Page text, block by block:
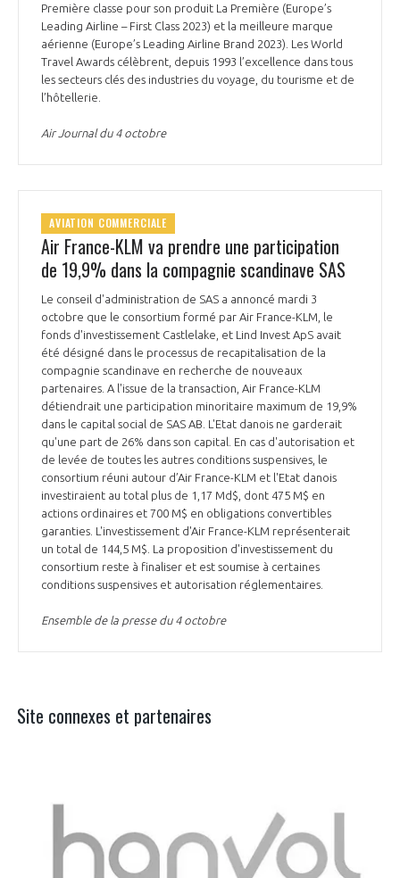
Première classe pour son produit La Première (Europe’s
Leading Airline – First Class 2023) et la meilleure marque
aérienne (Europe’s Leading Airline Brand 2023). Les World
Travel Awards célèbrent, depuis 1993 l’excellence dans tous
les secteurs clés des industries du voyage, du tourisme et de
l’hôtellerie.
Air Journal du 4 octobre
AVIATION COMMERCIALE
Air France-KLM va prendre une participation
de 19,9% dans la compagnie scandinave SAS
Le conseil d'administration de SAS a annoncé mardi 3
octobre que le consortium formé par Air France-KLM, le
fonds d'investissement Castlelake, et Lind Invest ApS avait
été désigné dans le processus de recapitalisation de la
compagnie scandinave en recherche de nouveaux
partenaires. A l'issue de la transaction, Air France-KLM
détiendrait une participation minoritaire maximum de 19,9%
dans le capital social de SAS AB. L'Etat danois ne garderait
qu'une part de 26% dans son capital. En cas d'autorisation et
de levée de toutes les autres conditions suspensives, le
consortium réuni autour d’Air France-KLM et l'Etat danois
investiraient au total plus de 1,17 Md$, dont 475 M$ en
actions ordinaires et 700 M$ en obligations convertibles
garanties. L'investissement d'Air France-KLM représenterait
un total de 144,5 M$. La proposition d'investissement du
consortium reste à finaliser et est soumise à certaines
conditions suspensives et autorisation réglementaires.
Ensemble de la presse du 4 octobre
Site connexes et partenaires